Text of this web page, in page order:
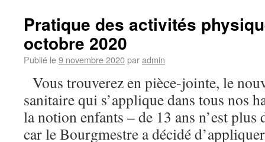
Pratique des activités
octobre 2020
Publié le9 novembre 2020paradmin
Vous trouverez en pièce-jointe, le
sanitaire qui s’applique dans tous nos
la notion enfants – de 13 ans n’est
car le Bourgmestre a décidé